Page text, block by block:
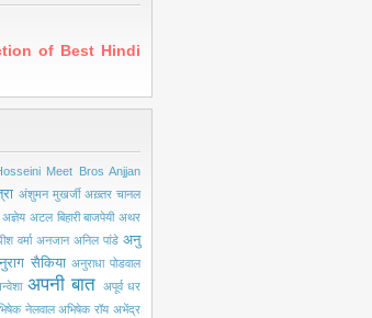
of Best Hindi
Meet Bros Anjjan
अंशुमन मुखर्जी अख़्तर चानल
अज्ञेय अटल बिहारी बाजपेयी अथर
वर्मा अनजान अनिल पांडे अनु
सैकिया अनुराधा पोडवाल
अपनी बात अपूर्व धर
नेलवाल अभिषेक रॉय अभेंद्र